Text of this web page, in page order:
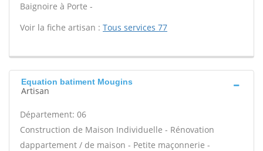
Baignoire à Porte -
Voir la fiche artisan : Tous services 77
Equation batiment Mougins
Artisan
Département: 06
Construction de Maison Individuelle - Rénovation
dappartement / de maison - Petite maçonnerie -